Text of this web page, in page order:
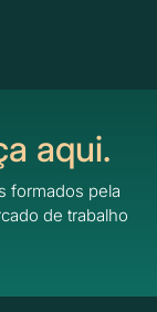
aqui.
formados pela
de trabalho